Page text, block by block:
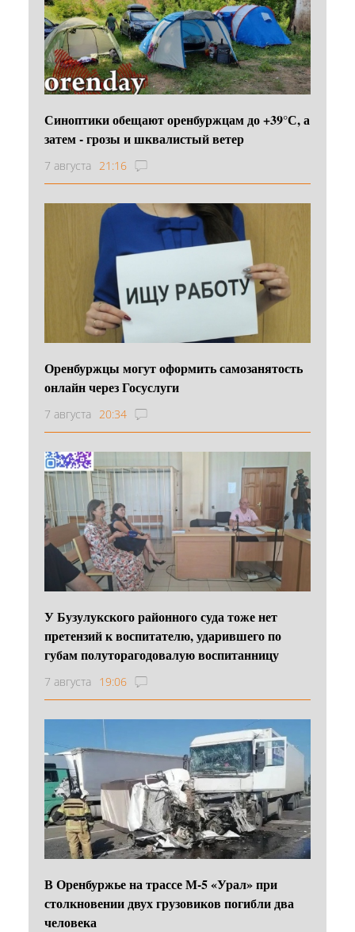
Синоптики обещают оренбуржцам до +39°С, а
затем - грозы и шквалистый ветер
7 августа 21:16
Оренбуржцы могут оформить самозанятость
онлайн через Госуслуги
7 августа 20:34
У Бузулукского районного суда тоже нет
претензий к воспитателю, ударившего по
губам полуторагодовалую воспитанницу
7 августа 19:06
В Оренбуржье на трассе М-5 «Урал» при
столкновении двух грузовиков погибли два
человека